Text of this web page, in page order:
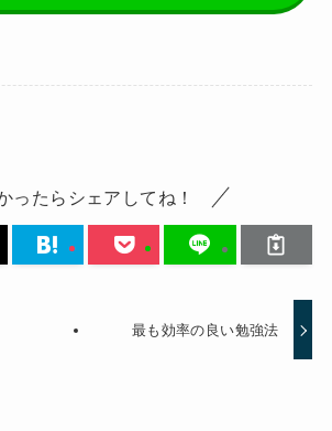
ったらシェアしてね！
最も効率の良い勉強法